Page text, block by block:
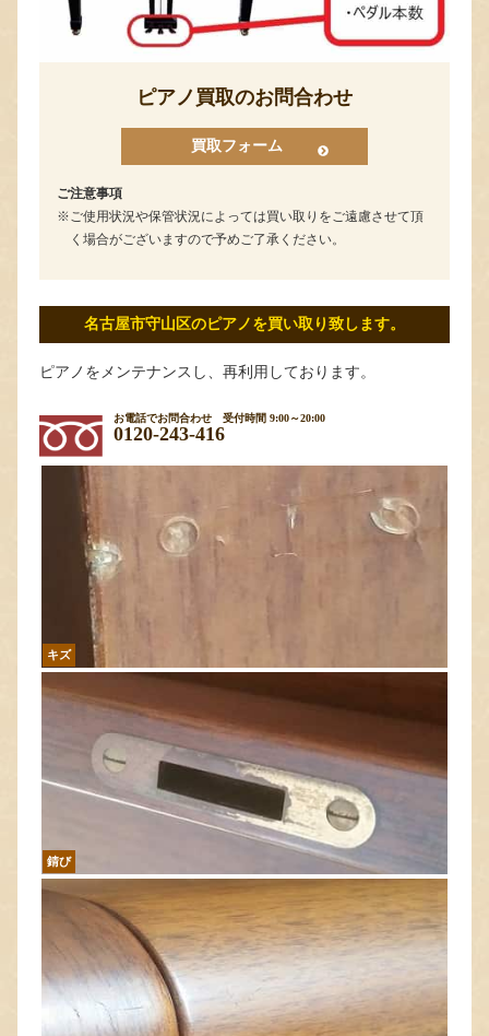
ピアノ買取のお問合わせ
買取フォーム
ご注意事項
ご使用状況や保管状況によっては買い取りをご遠慮させて頂
く場合がございますので予めご了承ください。
名古屋市守山区のピアノを買い取り致します。
ピアノをメンテナンスし、再利用しております。
お電話でお問合わせ 受付時間 9:00～20:00
0120-243-416
キズ
錆び